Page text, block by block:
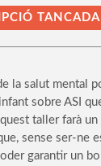
TANCADA
la salut mental
sobre ASI
taller farà un
sense ser-ne
garantir un